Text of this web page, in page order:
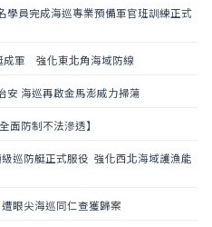
學員完成海巡專業預備軍官班訓練正式
軍　強化東北角海域防線
安 海巡再啟金馬澎威力掃蕩
面防制不法滲透】
巡防艇正式服役  強化西北海域護漁能
眼尖海巡同仁查獲歸案